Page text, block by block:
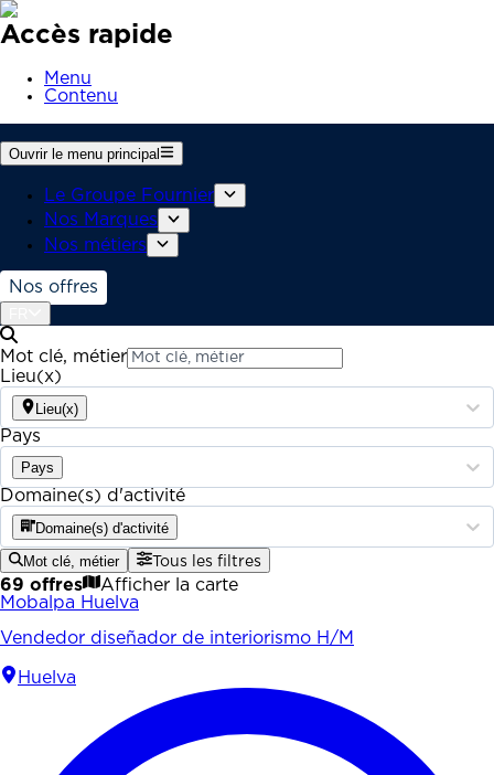
Accès rapide
Menu
Contenu
Ouvrir le menu principal
Le Groupe Fournier
Nos Marques
Nos métiers
Nos offres
Mot clé, métier
Lieu(x)
Lieu(x)
Pays
Pays
Domaine(s) d'activité
Domaine(s) d'activité
Mot clé, métier Tous les filtres
69 offres
Afficher la carte
Mobalpa Huelva
Vendedor diseñador de interiorismo H/M
Huelva